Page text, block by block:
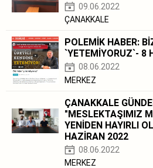
09.06.2022
ÇANAKKALE
POLEMİK HABER:
`YETEMİYORUZ`- 8
08.06.2022
MERKEZ
ÇANAKKALE
"MESLEKTAŞIMIZ
YENİDEN HAYIRLI
HAZİRAN 2022
08.06.2022
MERKEZ